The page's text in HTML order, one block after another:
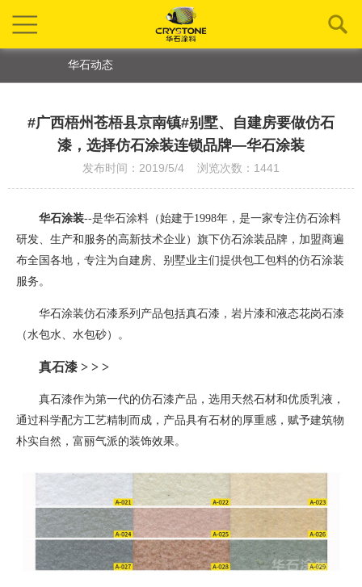
华石动态
#广西梧州苍梧县京南镇#别墅、自建房要做仿石
漆，选择仿石涂装连锁品牌—华石涂装
发布时间：2019/5/4 浏览次数：1441
华石涂装--是华石涂料（始建于1998年，是一家专注仿石涂料
研发、生产和服务的高新技术企业）旗下仿石涂装品牌 ， 加盟商遍
布全国各地，专注为自建房、别墅业主们提供包工包料的仿石涂装
服务。
华石涂装仿石漆系列产品包括真石漆，岩片漆和液态花岗石漆
（水包水、水包砂）。
真石漆 > > >
真石漆作为第一代的仿石漆产品，选用天然石材和优质乳液，
通过科学配方工艺精制而成，产品具有石材的厚重感，赋予建筑物
朴实自然，富丽气派的装饰效果。